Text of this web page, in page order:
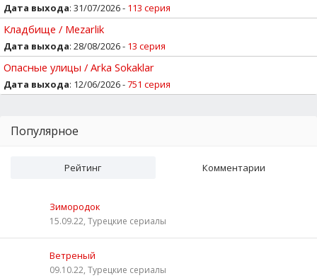
Дата выхода: 31/07/2026 - 113 серия
Кладбище / Mezarlik
Дата выхода: 28/08/2026 - 13 серия
Опасные улицы / Arka Sokaklar
Дата выхода: 12/06/2026 -751 серия
Популярное
Рейтинг Комментарии
Зимородок
15.09.22, Турецкие сериалы
Ветреный
09.10.22, Турецкие сериалы